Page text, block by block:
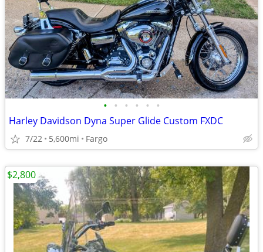
• • • • • •
Harley Davidson Dyna Super Glide Custom FXDC
7/22 5,600mi Fargo
$2,800